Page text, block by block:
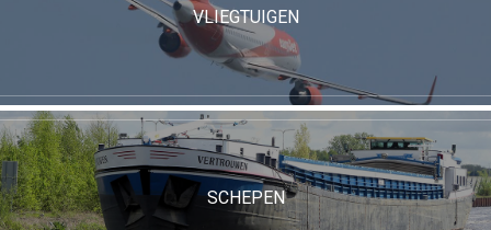
VLIEGTUIGEN
SCHEPEN